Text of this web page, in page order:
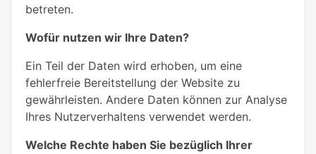
betreten.
Wofür nutzen wir Ihre Daten?
Ein Teil der Daten wird erhoben, um eine
fehlerfreie Bereitstellung der Website zu
gewährleisten. Andere Daten können zur Analyse
Ihres Nutzerverhaltens verwendet werden.
Welche Rechte haben Sie bezüglich Ihrer